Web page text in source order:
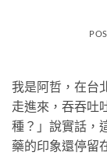
我是阿哲，在台
走進來，吞吞吐
種？」說實話，
藥的印象還停留